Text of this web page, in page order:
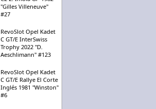
"Gilles Villeneuve"
#27
RevoSlot Opel Kadet
C GT/E InterSwiss
Trophy 2022 "D.
Aeschlimann" #123
RevoSlot Opel Kadet
C GT/E Rallye El Corte
Inglés 1981 "Winston"
#6